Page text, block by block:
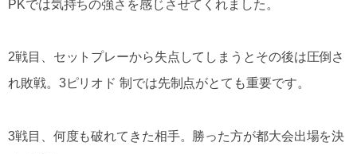
PKでは気持ちの強さを感じさせてくれました。
2戦目、セットプレーから失点してしまうとその後は圧倒さ
れ敗戦。3ピリオド 制では先制点がとても重要です。
3戦目、何度も破れてきた相手。勝った方が都大会出場を決